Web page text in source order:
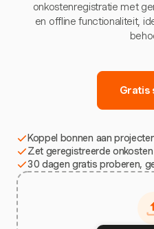
onkostenregistratie met
en offline functionaliteit,
Gratis
Koppel bonnen aan
Zet geregistreerde
30 dagen gratis proberen,